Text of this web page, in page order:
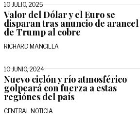
10 JULIO, 2025
Valor del Dólar y el Euro se
disparan tras anuncio de arancel
de Trump al cobre
RICHARD MANCILLA
10 JUNIO, 2024
Nuevo ciclón y río atmosférico
golpeará con fuerza a estas
regiónes del país
CENTRAL NOTICIA